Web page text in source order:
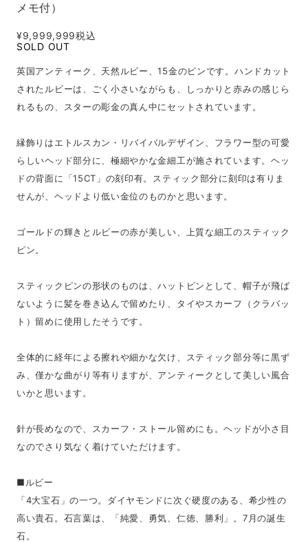
メモ付）
¥9,999,999税込
SOLD OUT
英国アンティーク、天然ルビー、15金のピンです。ハンドカット
されたルビーは、ごく小さいながらも、しっかりと赤みの感じら
れるもの、スターの彫金の真ん中にセットされています。
縁飾りはエトルスカン・リバイバルデザイン、フラワー型の可愛
らしいヘッド部分に、極細やかな金細工が施されています。ヘッ
ドの背面に「15CT」の刻印有。スティック部分に刻印は有りま
せんが、ヘッドより低い金位のものかと思います。
ゴールドの輝きとルビーの赤が美しい、上質な細工のスティック
ピン。
スティックピンの形状のものは、ハットピンとして、帽子が飛ば
ないように髪を巻き込んで留めたり、タイやスカーフ（クラバッ
ト）留めに使用したそうです。
全体的に経年による擦れや細かな欠け、スティック部分等に黒ず
み、僅かな曲がり等有りますが、アンティークとして美しい風合
いかと思います。
針が長めなので、スカーフ・ストール留めにも。ヘッドが小さ目
なのでさり気なく着けていただけます。
■ルビー
「4大宝石」の一つ。ダイヤモンドに次ぐ硬度のある、希少性の
高い貴石。石言葉は、「純愛、勇気、仁徳、勝利」。7月の誕生
石。